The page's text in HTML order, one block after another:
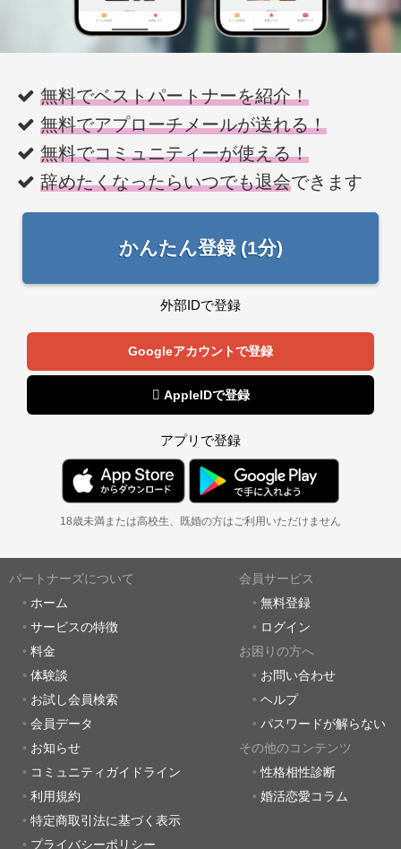
無料でベストパートナーを紹介！
無料でアプローチメールが送れる！
無料でコミュニティーが使える！
辞めたくなったらいつでも退会できます
かんたん登録 (1分)
外部IDで登録
Googleアカウントで登録
 AppleIDで登録
アプリで登録
18歳未満または高校生、既婚の方はご利用いただけません
パートナーズについて
ホーム
サービスの特徴
料金
体験談
お試し会員検索
会員データ
お知らせ
コミュニティガイドライン
利用規約
特定商取引法に基づく表示
プライバシーポリシー
会員サービス
無料登録
ログイン
お困りの方へ
お問い合わせ
ヘルプ
パスワードが解らない
その他のコンテンツ
性格相性診断
婚活恋愛コラム